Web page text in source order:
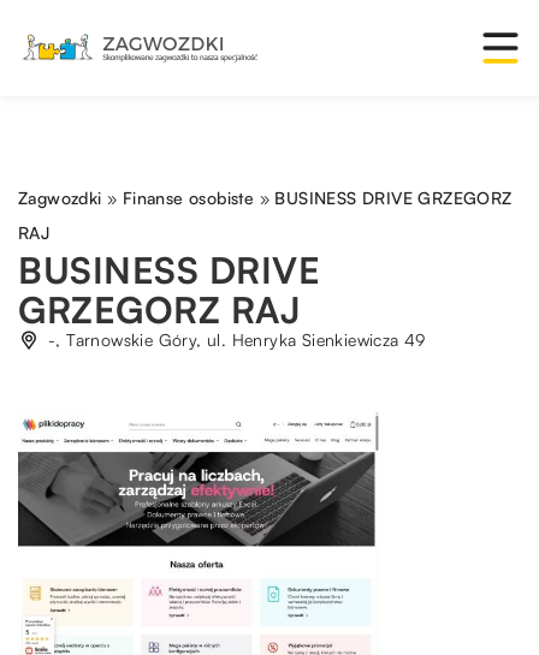
Zagwozdki » Finanse osobiste » BUSINESS DRIVE GRZEGORZ
RAJ
BUSINESS DRIVE
GRZEGORZ RAJ
-, Tarnowskie Góry, ul. Henryka Sienkiewicza 49